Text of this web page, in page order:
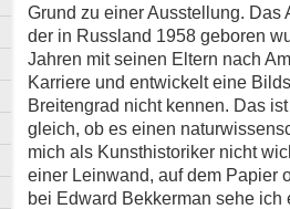
Grund zu einer Ausstellung.
der in Russland 1958 geboren
Jahren mit seinen Eltern nach
Karriere und entwickelt eine
Breitengrad nicht kennen. Das
gleich, ob es einen
mich als Kunsthistoriker nicht
einer Leinwand, auf dem Papier
bei Edward Bekkerman sehe ich